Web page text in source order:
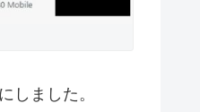
しました。